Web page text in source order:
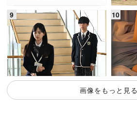
画像をもっと見る